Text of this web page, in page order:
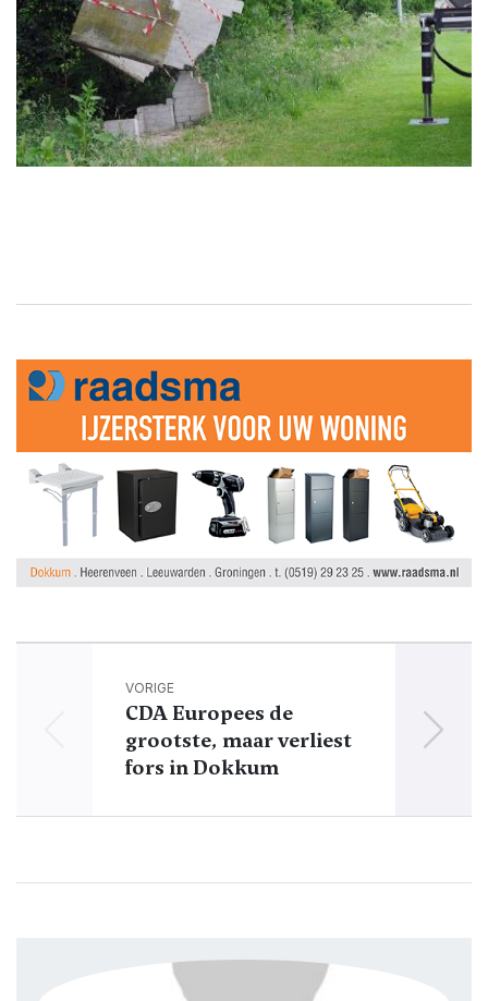
VORIGE
CDA Europees de
grootste, maar verliest
fors in Dokkum